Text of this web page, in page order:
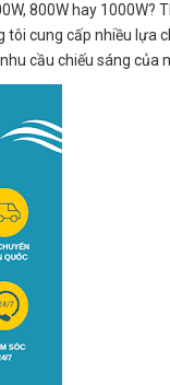
800W hay
cung cấp nhiều lựa
cầu chiếu sáng của